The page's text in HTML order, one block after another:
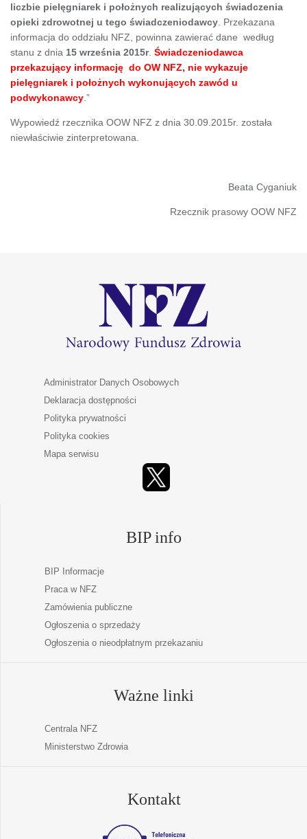
liczbie pielęgniarek i położnych realizujących świadczenia
opieki zdrowotnej u tego świadczeniodawcy . Przekazana
informacja do oddziału NFZ, powinna zawierać dane według
stanu z dnia 15 września 2015r. Świadczeniodawca
przekazujący informację do OW NFZ, nie wykazuje
pielęgniarek i położnych wykonujących zawód u
podwykonawcy .”
Wypowiedź rzecznika OOW NFZ z dnia 30.09.2015r. została
niewłaściwie zinterpretowana.
Beata Cyganiuk
Rzecznik prasowy OOW NFZ
Administrator Danych Osobowych
Deklaracja dostępności
Polityka prywatności
Polityka cookies
Mapa serwisu
BIP info
BIP Informacje
Praca w NFZ
Zamówienia publiczne
Ogłoszenia o sprzedaży
Ogłoszenia o nieodpłatnym przekazaniu
Ważne linki
Centrala NFZ
Ministerstwo Zdrowia
Kontakt